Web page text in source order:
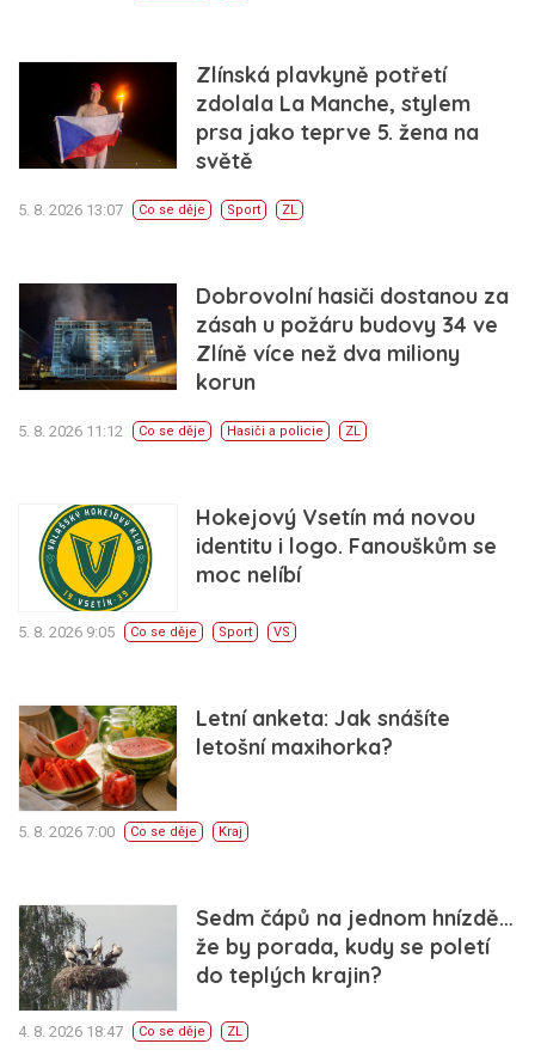
Zlínská plavkyně potřetí
zdolala La Manche, stylem
prsa jako teprve 5. žena na
světě
5. 8. 2026 13:07 Co se děje Sport ZL
Dobrovolní hasiči dostanou za
zásah u požáru budovy 34 ve
Zlíně více než dva miliony
korun
5. 8. 2026 11:12 Co se děje Hasiči a policie ZL
Hokejový Vsetín má novou
identitu i logo. Fanouškům se
moc nelíbí
5. 8. 2026 9:05 Co se děje Sport VS
Letní anketa: Jak snášíte
letošní maxihorka?
5. 8. 2026 7:00 Co se děje Kraj
Sedm čápů na jednom hnízdě…
že by porada, kudy se poletí
do teplých krajin?
4. 8. 2026 18:47 Co se děje ZL